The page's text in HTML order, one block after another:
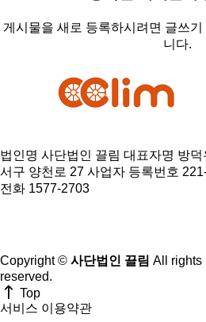
게시물을 새로 등록하시려면 글쓰
니다.
법인명 사단법인 끌림 대표자명 방덕
서구 양천로 27 사업자 등록번호
전화 1577-2703
Copyright © 사단법인 끌림 All rights
reserved.
Top
서비스 이용약관